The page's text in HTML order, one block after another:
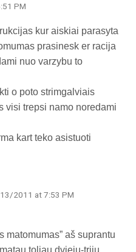
PM
kur aiskiai parasyta
prasinesk er racija
nuo varzybu to
o poto strimgalviais
visi trepsi namo noredami
kart teko asistuoti
2011 at 7:53 PM
matomumas” aš suprantu
toliau dviejų-trijų